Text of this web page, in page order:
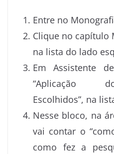
Entre no
Clique no capítulo
na lista do lado
Em Assistente
“Aplicação
Escolhidos”, na
Nesse bloco, na
vai contar o
como fez a